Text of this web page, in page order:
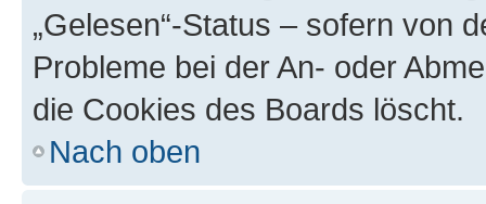
„Gelesen“-Status – sofern von
Probleme bei der An- oder
die Cookies des Boards löscht.
Nach oben